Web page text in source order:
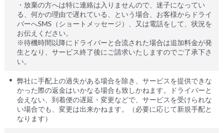
・放棄の方へは特に連絡は入りませんので、迷子になってい
る、何かの理由で遅れている、という場合、お客様からドライ
バーへSMS（ショートメッセージ）、又は電話をして、状況を
お伝えください。
※待機時間以降にドライバーと合流された場合は追加料金が発
生となり、サービス終了後にご請求いたしますのでご了承下さ
い。
弊社に手配上の過失がある場合を除き、サービスを提供できな
かった際の返金はいかなる場合も致しかねます。ドライバーと
会えない、到着便の遅延・変更などで、サービスを受けられな
い場合でも、変更は出来かねます。（必要に応じて新規手配と
なります）